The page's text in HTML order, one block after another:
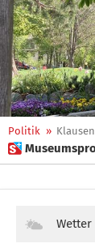
Politik » Klausen
Wetter